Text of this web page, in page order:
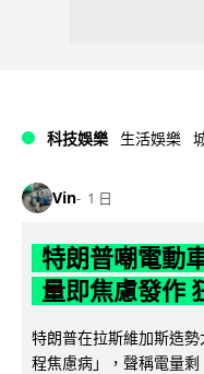
科技娛樂 生活娛樂
Vin 1 日
特朗普嘲電動
量即焦慮發作
特朗普在拉斯維加斯造
程焦慮病」，聲稱電量